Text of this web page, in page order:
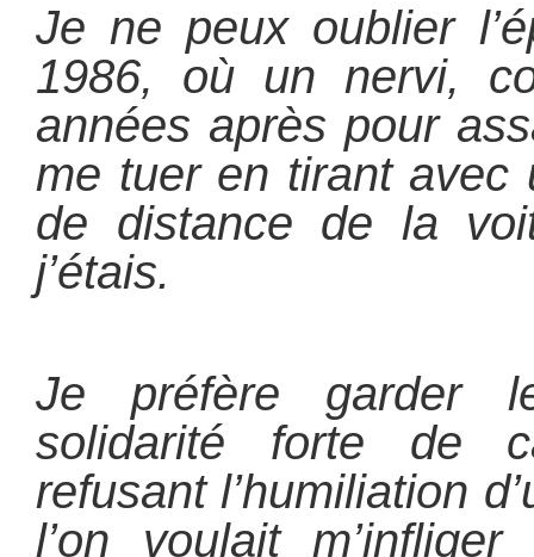
Je ne peux oublier
1986, où un nervi,
années après pour
me tuer en tirant avec
de distance de la
j’étais.
Je préfère garder
solidarité forte de
refusant l’humiliation
l’on voulait